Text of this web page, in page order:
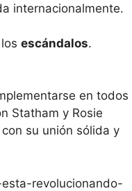
internacionalmente.
escándalos.
en todos
Statham y Rosie
su unión sólida y
revolucionando-